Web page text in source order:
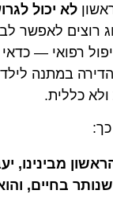
לא יכול
רוצים לאפשר
רפואי —
במתנה
כללית.
מבינינו,
בחיים,